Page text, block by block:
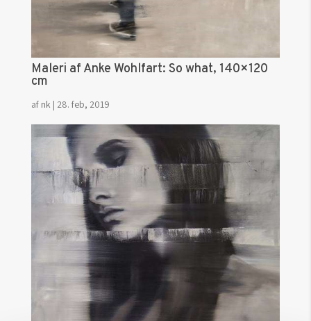
Maleri af Anke Wohlfart: So what, 140×120
cm
af nk | 28. feb, 2019